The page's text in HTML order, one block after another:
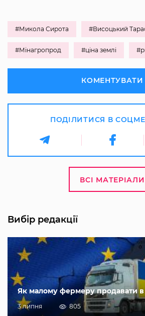
#Микола Сирота #Висоцький
#Мінагропрод #ціна землі
КОМЕНТУВАТИ
ПОДІЛИТИСЯ В
ВСІ МАТЕРІАЛИ
Вибір редакції
Як малому фермеру продавати
3 липня 805